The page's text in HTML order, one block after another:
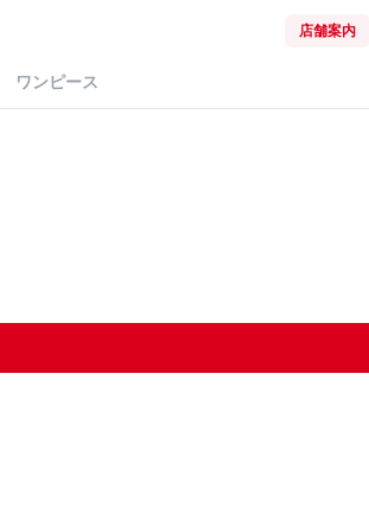
店舗案内
ワンピース